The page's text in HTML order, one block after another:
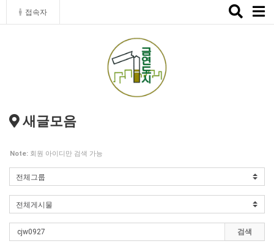
접속자
Toggle
새글모음
Note: 회원 아이디만 검색 가능
검색